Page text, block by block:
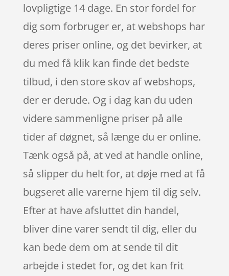
lovpligtige 14 dage. En stor fordel for
dig som forbruger er, at webshops har
deres priser online, og det bevirker, at
du med få klik kan finde det bedste
tilbud, i den store skov af webshops,
der er derude. Og i dag kan du uden
videre sammenligne priser på alle
tider af døgnet, så længe du er online.
Tænk også på, at ved at handle online,
så slipper du helt for, at døje med at få
bugseret alle varerne hjem til dig selv.
Efter at have afsluttet din handel,
bliver dine varer sendt til dig, eller du
kan bede dem om at sende til dit
arbejde i stedet for, og det kan frit